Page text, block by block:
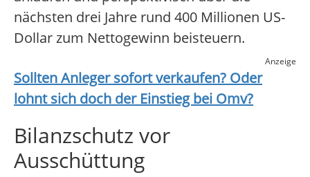
nächsten drei Jahre rund 400 Millionen US-
Dollar zum Nettogewinn beisteuern.
Anzeige
Sollten Anleger sofort verkaufen? Oder
lohnt sich doch der Einstieg bei Omv?
Bilanzschutz vor
Ausschüttung